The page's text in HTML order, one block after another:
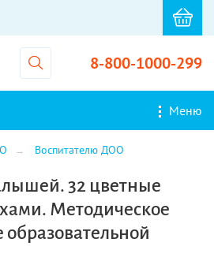
8-800-1000-299
Меню
Воспитателю ДОО
32 цветные
Методическое